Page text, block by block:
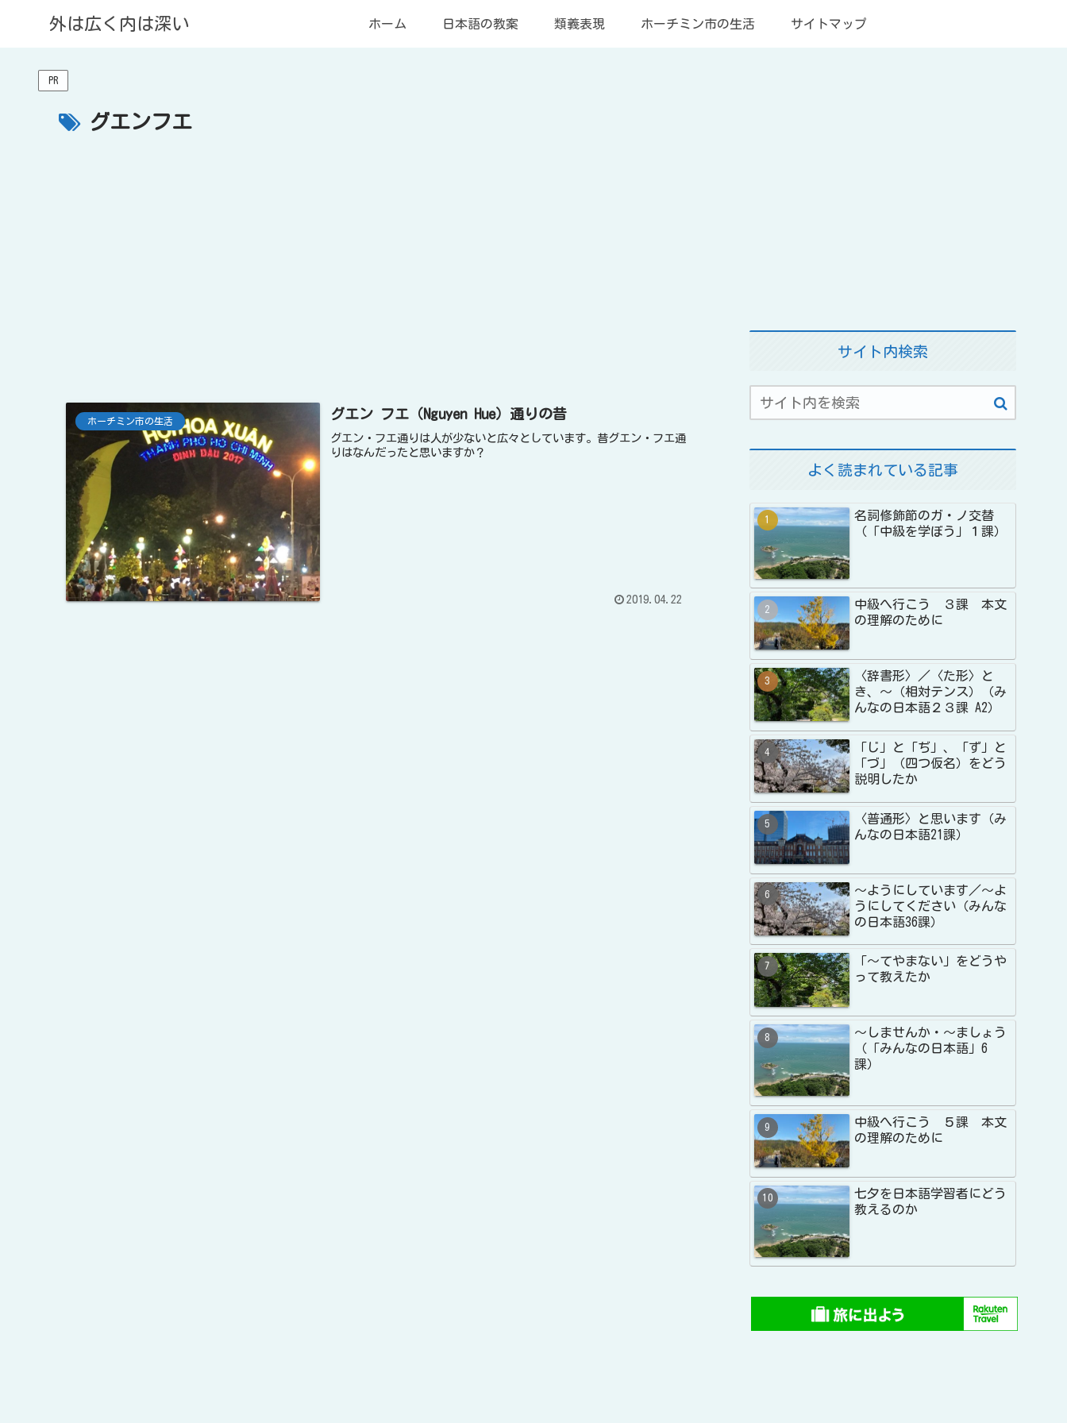
外は広く内は深い ホーム 日本語の教案 類義表現 ホーチミン市の生活 サイトマップ
PR
グエンフエ
ホーチミン市の生活 グエン フエ（Nguyen Hue）通りの昔
グエン・フエ通りは人が少ないと広々としています。昔グエン・フエ通
りはなんだったと思いますか？
2019.04.22
サイト内検索
よく読まれている記事
名詞修飾節のガ・ノ交替
（「中級を学ぼう」１課）
中級へ行こう ３課 本文
の理解のために
〈辞書形〉／〈た形〉と
き、〜（相対テンス）（み
んなの日本語２３課 A2）
「じ」と「ぢ」、「ず」と
「づ」（四つ仮名）をどう
説明したか
〈普通形〉と思います（み
んなの日本語21課）
〜ようにしています／〜よ
うにしてください（みんな
の日本語36課）
「〜てやまない」をどうや
って教えたか
〜しませんか・〜ましょう
（「みんなの日本語」6
課）
中級へ行こう ５課 本文
の理解のために
七夕を日本語学習者にどう
教えるのか